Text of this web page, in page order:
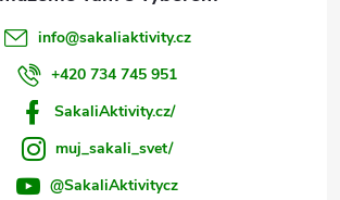
info@sakaliaktivity.cz
+420 734 745 951
SakaliAktivity.cz/
muj_sakali_svet/
@SakaliAktivitycz